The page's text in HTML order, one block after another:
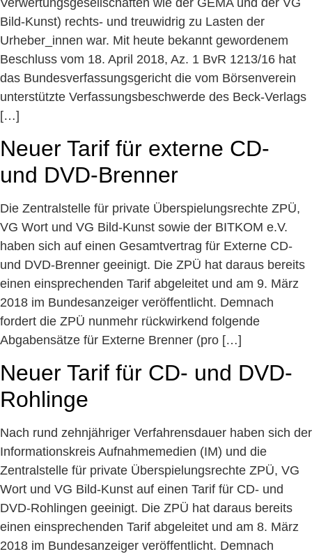
Bild-Kunst) rechts- und treuwidrig zu Lasten der
Urheber_innen war. Mit heute bekannt gewordenem
Beschluss vom 18. April 2018, Az. 1 BvR 1213/16 hat
das Bundesverfassungsgericht die vom Börsenverein
unterstützte Verfassungsbeschwerde des Beck-Verlags
[…]
Neuer Tarif für externe CD-
und DVD-Brenner
Die Zentralstelle für private Überspielungsrechte ZPÜ,
VG Wort und VG Bild-Kunst sowie der BITKOM e.V.
haben sich auf einen Gesamtvertrag für Externe CD-
und DVD-Brenner geeinigt. Die ZPÜ hat daraus bereits
einen einsprechenden Tarif abgeleitet und am 9. März
2018 im Bundesanzeiger veröffentlicht. Demnach
fordert die ZPÜ nunmehr rückwirkend folgende
Abgabensätze für Externe Brenner (pro […]
Neuer Tarif für CD- und DVD-
Rohlinge
Nach rund zehnjähriger Verfahrensdauer haben sich der
Informationskreis Aufnahmemedien (IM) und die
Zentralstelle für private Überspielungsrechte ZPÜ, VG
Wort und VG Bild-Kunst auf einen Tarif für CD- und
DVD-Rohlingen geeinigt. Die ZPÜ hat daraus bereits
einen einsprechenden Tarif abgeleitet und am 8. März
2018 im Bundesanzeiger veröffentlicht. Demnach